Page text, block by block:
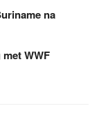
na
WWF